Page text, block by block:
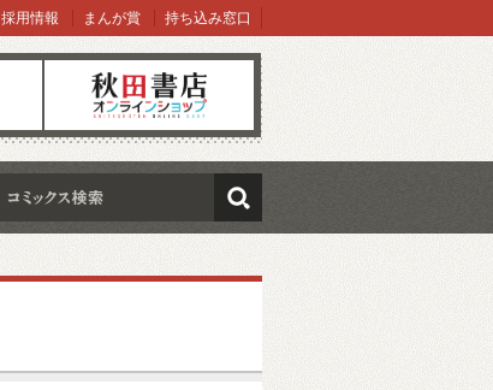
オンラインショップ
採用情報 まんが賞 持ち込み窓口
検索